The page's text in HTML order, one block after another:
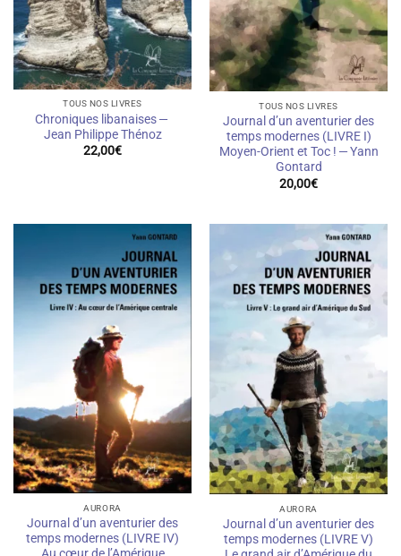
TOUS NOS LIVRES
Chroniques libanaises —
Jean Philippe Thénoz
22,00€
TOUS NOS LIVRES
Journal d’un aventurier des
temps modernes (LIVRE I)
Moyen-Orient et Toc ! — Yann
Gontard
20,00€
AURORA
Journal d’un aventurier des
temps modernes (LIVRE IV)
AURORA
Journal d’un aventurier des
temps modernes (LIVRE V)